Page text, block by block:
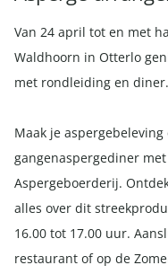
Van 24 april tot en met
Waldhoorn in Otterlo
met rondleiding en diner.
Maak je
gangenaspergediner
Aspergeboerderij.
alles over dit
16.00 tot 17.00 uur.
restaurant of op de